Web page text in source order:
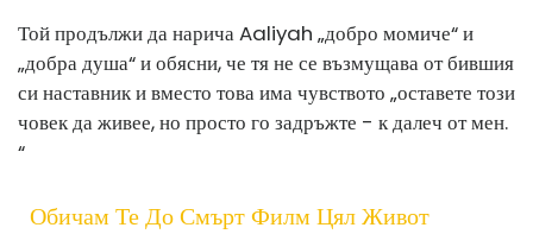
Той продължи да нарича Aaliyah „добро момиче“ и
„добра душа“ и обясни, че тя не се възмущава от бившия
си наставник и вместо това има чувството „оставете този
човек да живее, но просто го задръжте - к далеч от мен.
“
Обичам Те До Смърт Филм Цял Живот